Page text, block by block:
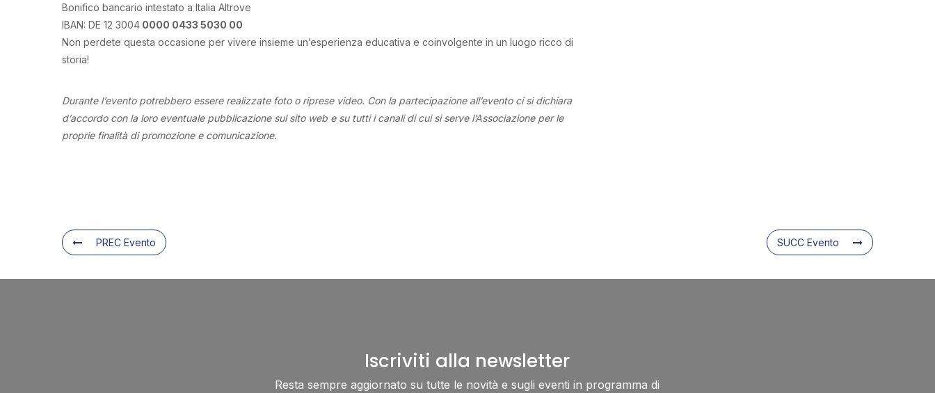
Bonifico bancario intestato a Italia Altrove
IBAN: DE 12 3004 0000 0433 5030 00
Non perdete questa occasione per vivere insieme un’esperienza educativa e coinvolgente in un luogo ricco di
storia!
Durante l’evento potrebbero essere realizzate foto o riprese video. Con la partecipazione all’evento ci si dichiara
d’accordo con la loro eventuale pubblicazione sul sito web e su tutti i canali di cui si serve l’Associazione per le
proprie finalità di promozione e comunicazione.
PREC Evento SUCC Evento
Iscriviti alla newsletter
Resta sempre aggiornato su tutte le novità e sugli eventi in programma di